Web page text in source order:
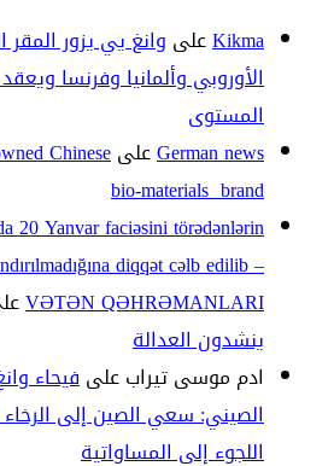
Kikmaعلى وانغ يي يزور المقر
الأوروبي وألمانيا وفرنسا
المستوى
German newsعلىChinese
bio-materials brand
20 Yanvar faciəsini törədənlərin
diqqət cəlb edilib –
VƏTƏN QƏHRƏMANLARI
ينشدون العدالة
ادم موسى تيرابعلىفيحاء
الصيني: سعي الصين إلى
اللجوء إلى المساواتية